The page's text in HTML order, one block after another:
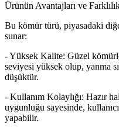
Ürünün Avantajları ve
Bu kömür türü, piyasadaki
sunar:
- Yüksek Kalite: Güzel
seviyesi yüksek olup, yanma
düşüktür.
- Kullanım Kolaylığı: Hazır
uygunluğu sayesinde,
yapabilir.